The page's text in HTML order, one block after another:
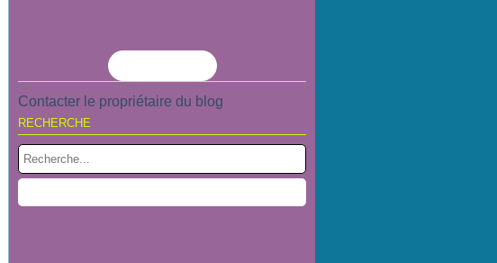
Contacter le propriétaire du blog
RECHERCHE